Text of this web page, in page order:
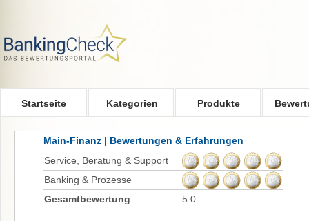
Startseite Kategorien Produkte
Main-Finanz | Bewertungen & Erfahrungen
Service, Beratung & Support
Banking & Prozesse
Gesamtbewertung
5.0